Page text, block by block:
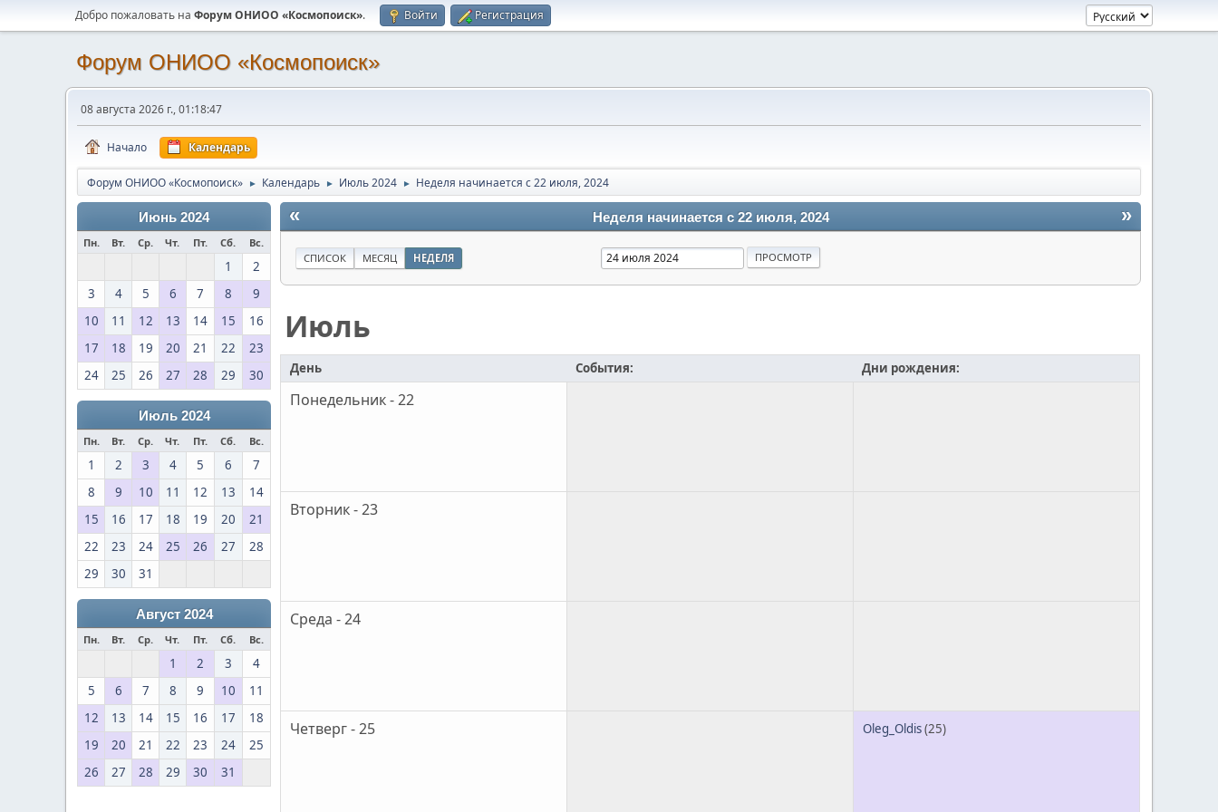
Добро пожаловать на Форум ОНИОО «Космопоиск». Войти Регистрация
Форум ОНИОО «Космопоиск»
08 августа 2026 г., 01:18:47
Начало Календарь
Форум ОНИОО «Космопоиск» ► Календарь ► Июль 2024 ► Неделя начинается с 22 июля, 2024
Июнь 2024
Пн. Вт. Ср. Чт. Пт. Сб. Вс.
1
2
3
4 5 6 7 8
9
10
11 12 13 14 15
16
17
18 19 20 21 22
23
24
25 26 27 28 29 30
Июль 2024
Пн. Вт. Ср. Чт. Пт. Сб. Вс.
1 2 3 4 5 6
7
8
9 10 11 12 13
14
15
16 17 18 19 20
21
22
23 24 25 26 27
28
29
30 31
Август 2024
Пн. Вт. Ср. Чт. Пт. Сб. Вс.
1 2 3
4
5
6 7 8 9 10
11
12
13 14 15 16 17
18
19
20 21 22 23 24
25
26
27 28 29 30 31
« »
Неделя начинается с 22 июля, 2024
СПИСОК МЕСЯЦ НЕДЕЛЯ
Июль
День События: Дни рождения:
Понедельник - 22
Вторник - 23
Среда - 24
Четверг - 25 Oleg_Oldis(25)